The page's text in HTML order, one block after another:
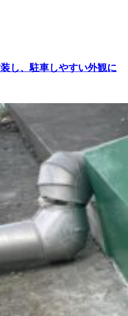
し、駐車しやすい外観に